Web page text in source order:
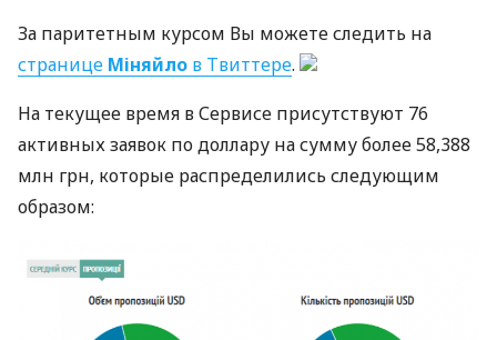
За паритетным курсом Вы можете следить на
странице Міняйло в Твиттере.
На текущее время в Сервисе присутствуют 76
активных заявок по доллару на сумму более 58,388
млн грн, которые распределились следующим
образом: